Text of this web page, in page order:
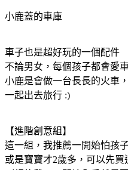
小鹿蓋的車庫
車子也是超好玩的一個配件
不論男女，每個孩子都會愛
小鹿是會做一台長長的火車
一起出去旅行 :)
【進階創意組】
這一組，我推薦一開始怕孩
或是寶寶才2歲多，可以先買